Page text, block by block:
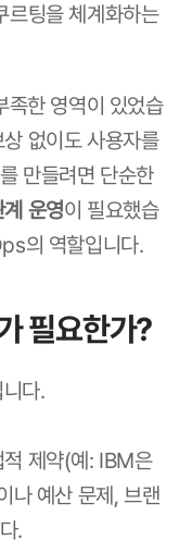
르팅을 체계화하는
한 영역이 있었습
없이도 사용자를
만들려면 단순한
운영이 필요했습
의 역할입니다.
필요한가?
다.
적 제약(예: IBM은
나 예산 문제, 브랜
.